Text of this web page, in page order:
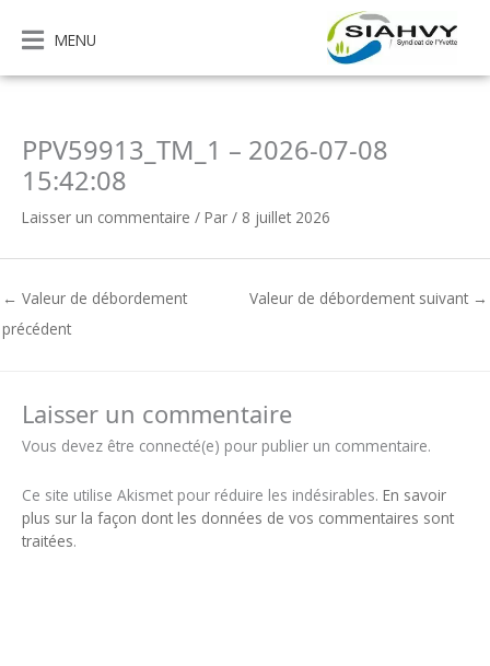
contenu
MENU
PPV59913_TM_1 – 2026-07-08
15:42:08
Laisser un commentaire / Par / 8 juillet 2026
← Valeur de débordement
précédent
Valeur de débordement suivant →
Laisser un commentaire
Vous devez être connecté(e) pour publier un commentaire.
Ce site utilise Akismet pour réduire les indésirables. En savoir
plus sur la façon dont les données de vos commentaires sont
traitées.